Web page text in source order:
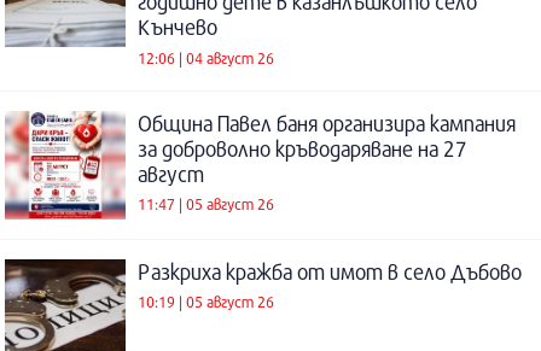
Кънчево
12:06 | 04 август 26
Община Павел баня организира кампания
за доброволно кръводаряване на 27
август
11:47 | 05 август 26
Разкриха кражба от имот в село Дъбово
10:19 | 05 август 26